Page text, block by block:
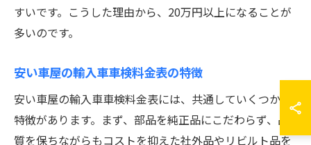
すいです。こうした理由から、20万円以上になることが
多いのです。
安い車屋の輸入車車検料金表の特徴
安い車屋の輸入車車検料金表には、共通していくつかの
特徴があります。まず、部品を純正品にこだわらず、品
質を保ちながらもコストを抑えた社外品やリビルト品を